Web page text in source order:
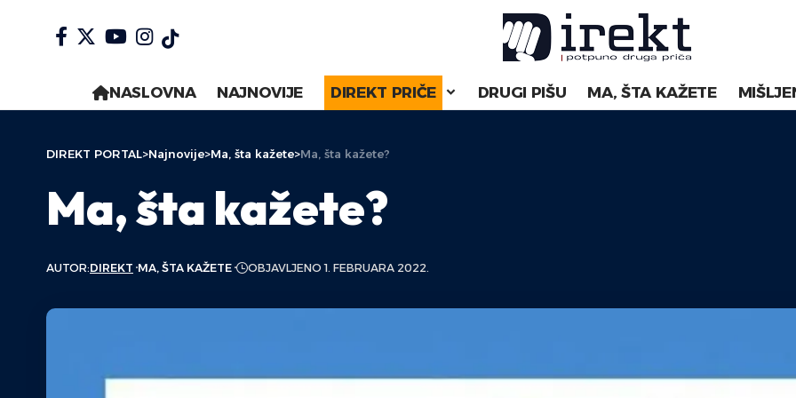
NASLOVNA NAJNOVIJE DIREKT PRIČE DRUGI PIŠU MA, ŠTA KAŽETE
DIREKT PORTAL>Najnovije>Ma, šta kažete>Ma, šta kažete?
Ma, šta kažete?
AUTOR:DIREKT MA, ŠTA KAŽETE OBJAVLJENO 1. FEBRUARA 2022.